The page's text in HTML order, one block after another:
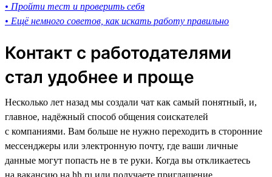
• Пройти тест и проверить себя
• Ещё немного советов, как искать работу правильно
Контакт с работодателями
стал удобнее и проще
Несколько лет назад мы создали чат как самый понятный, и,
главное, надёжный способ общения соискателей
с компаниями. Вам больше не нужно переходить в сторонние
мессенджеры или электронную почту, где ваши личные
данные могут попасть не в те руки. Когда вы откликаетесь
на вакансию на hh.ru или получаете приглашение